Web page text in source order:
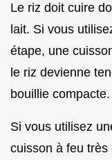
Le riz doit cuire
lait. Si vous
étape, une
le riz devienne
bouillie compacte.
Si vous utilisez
cuisson à feu